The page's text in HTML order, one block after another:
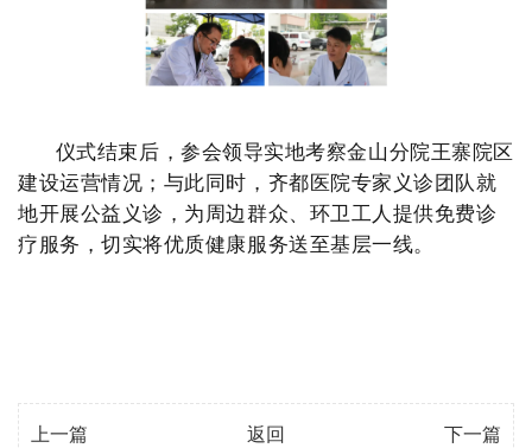
仪式结束后，参会领导实地考察金山分院王寨院区
建设运营情况；与此同时，齐都医院专家义诊团队就
地开展公益义诊，为周边群众、环卫工人提供免费诊
疗服务，切实将优质健康服务送至基层一线。
上一篇 返回 下一篇